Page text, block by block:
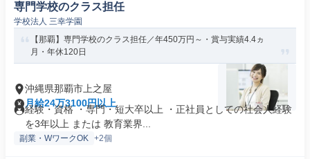
専門学校のクラス担任
学校法人 三幸学園
【那覇】専門学校のクラス担任／年450万円～・賞与実績4.4ヵ
月・年休120日
沖縄県那覇市上之屋
月給24万3100円以上
経験・資格 ・専門・短大卒以上 ・正社員としての社会人経験
を3年以上 または 教育業界...
副業・WワークOK +2個